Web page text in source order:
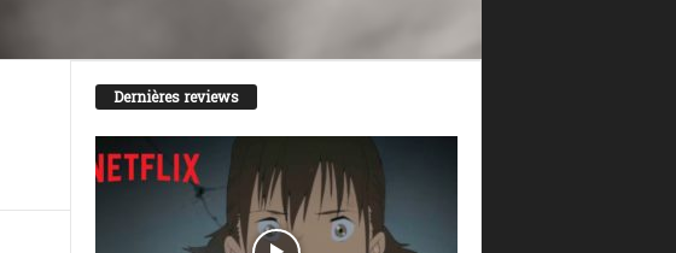
Dernières reviews